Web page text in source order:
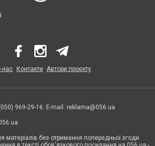
нас Контакти Автори проєкту
969-29-16. E-mail: reklama@056.ua
матеріалів без отримання попередньої згоди